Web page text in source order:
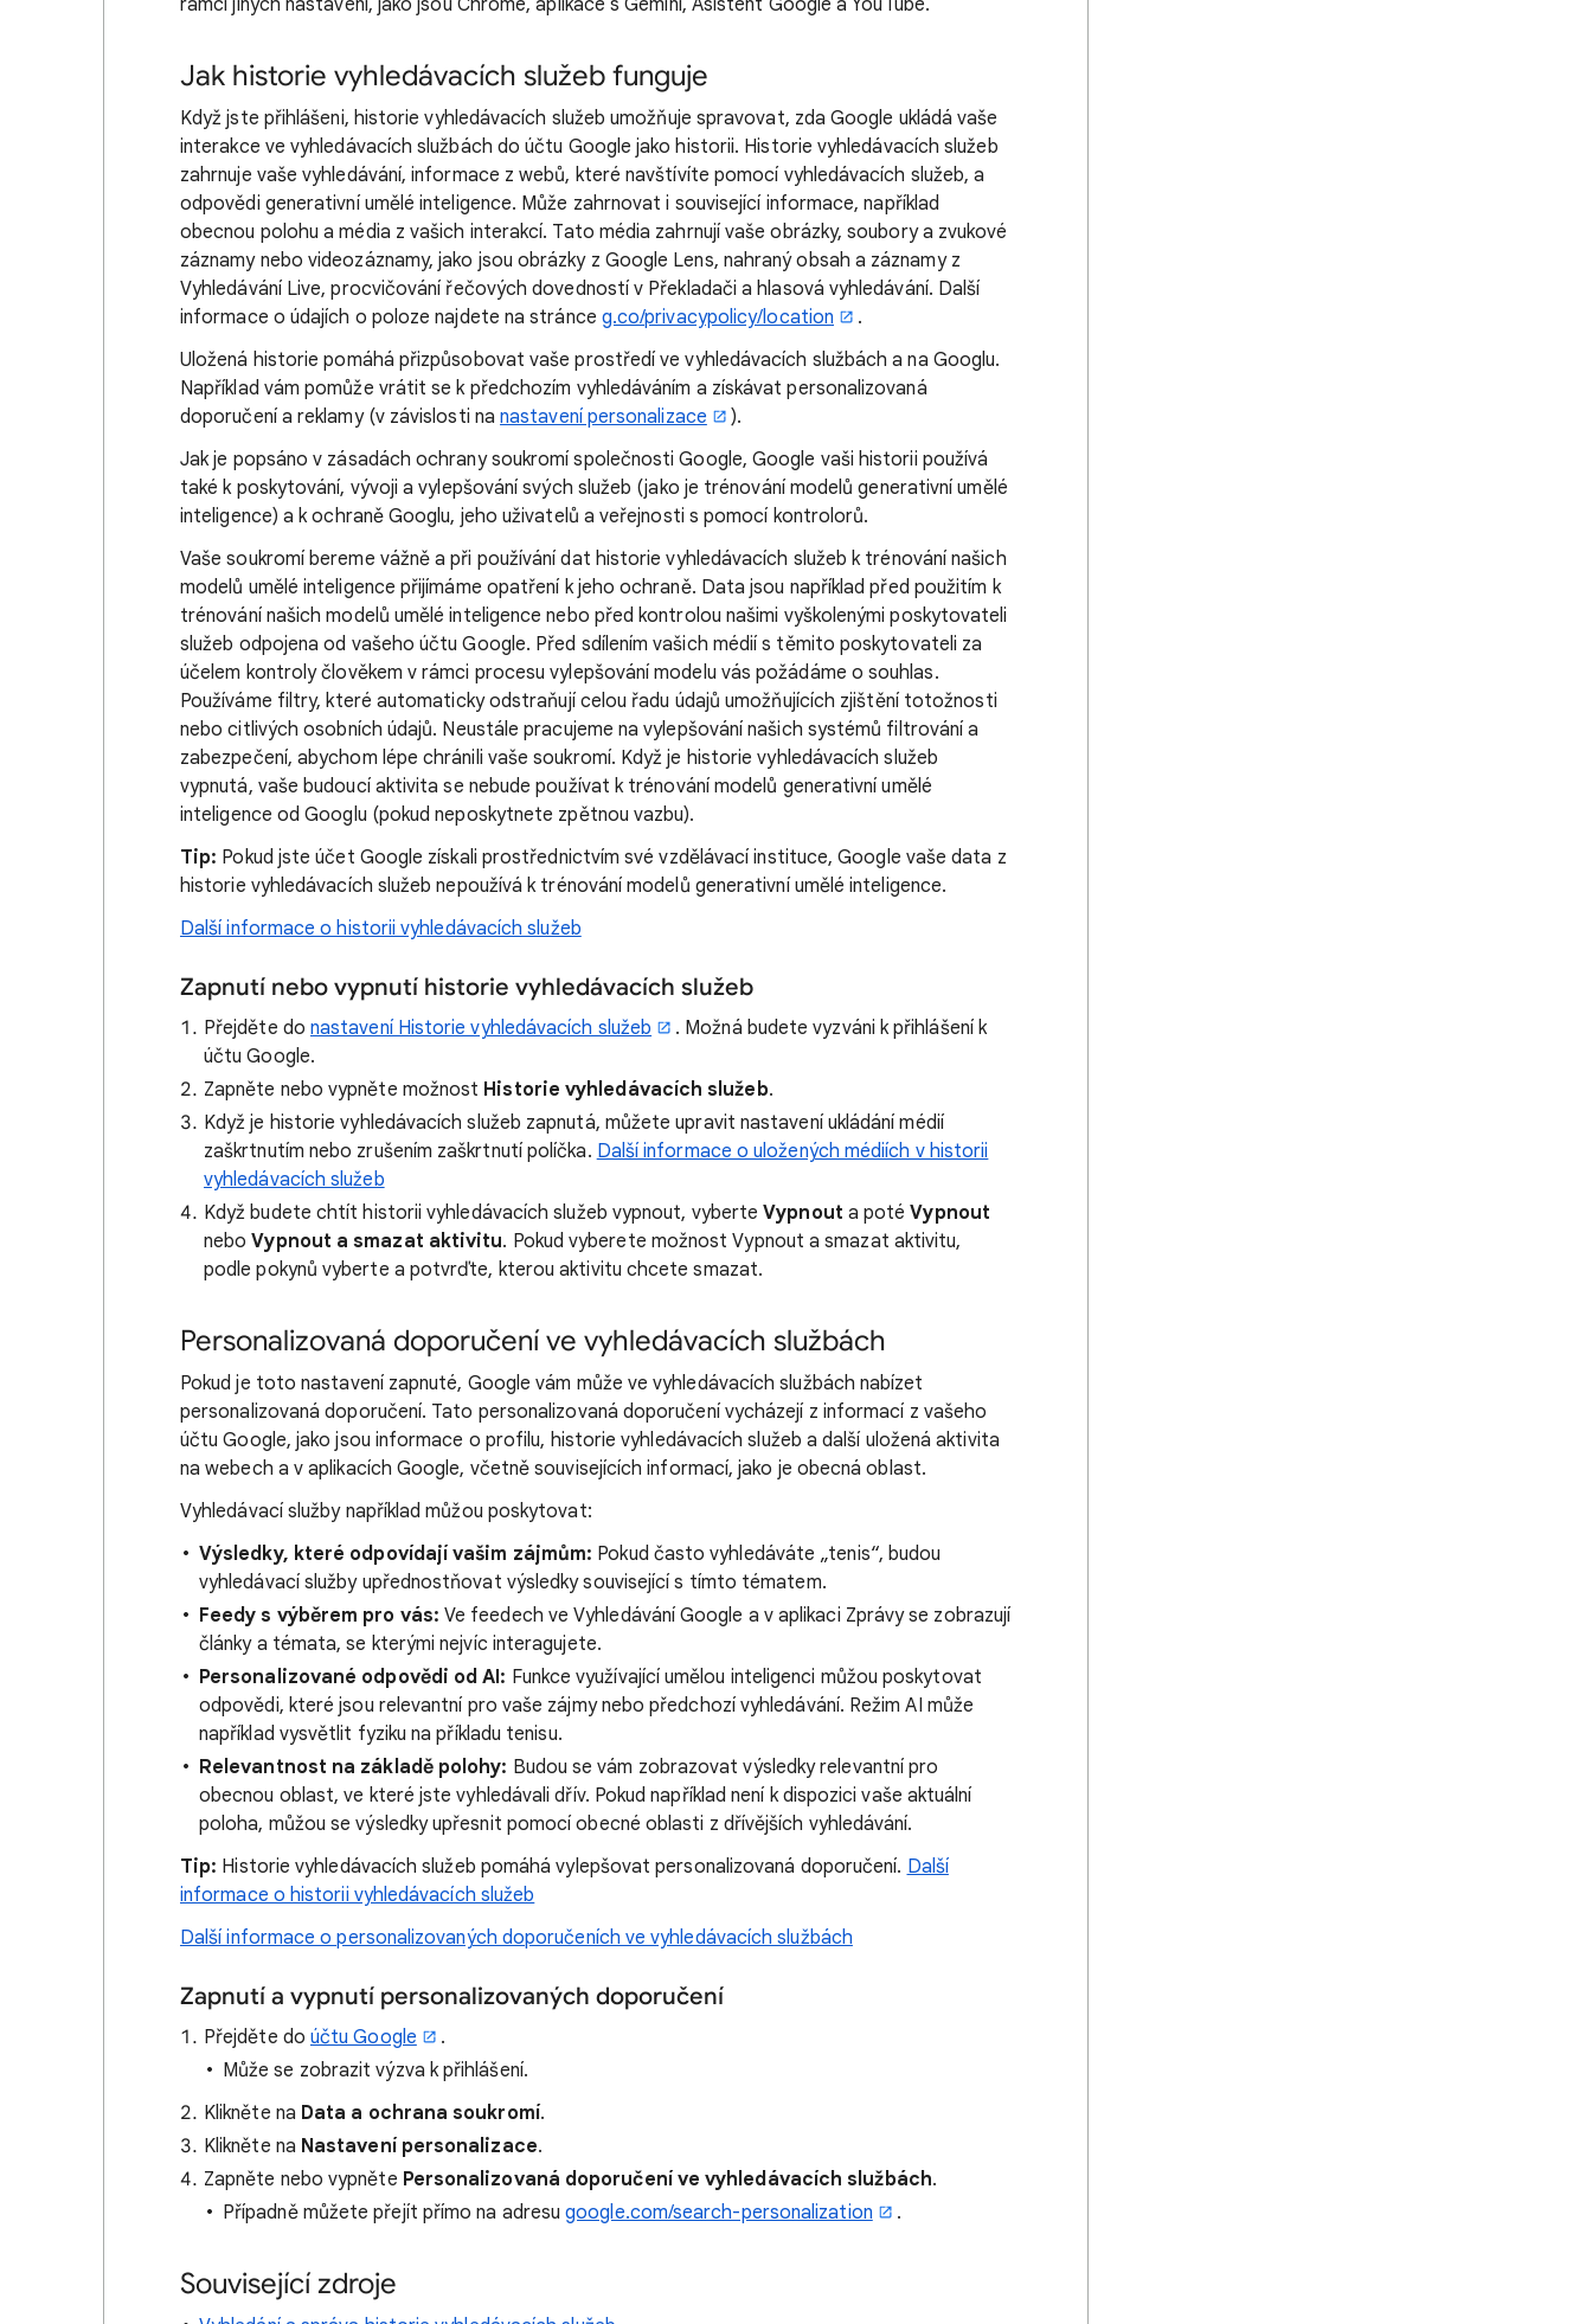
rámci jiných nastavení, jako jsou Chrome, aplikace s Gemini, Asistent Google a YouTube.
Jak historie vyhledávacích služeb funguje
Když jste přihlášeni, historie vyhledávacích služeb umožňuje spravovat, zda Google ukládá vaše
interakce ve vyhledávacích službách do účtu Google jako historii. Historie vyhledávacích služeb
zahrnuje vaše vyhledávání, informace z webů, které navštívíte pomocí vyhledávacích služeb, a
odpovědi generativní umělé inteligence. Může zahrnovat i související informace, například
obecnou polohu a média z vašich interakcí. Tato média zahrnují vaše obrázky, soubory a zvukové
záznamy nebo videozáznamy, jako jsou obrázky z Google Lens, nahraný obsah a záznamy z
Vyhledávání Live, procvičování řečových dovedností v Překladači a hlasová vyhledávání. Další
informace o údajích o poloze najdete na stránce g.co/privacypolicy/location
.
Uložená historie pomáhá přizpůsobovat vaše prostředí ve vyhledávacích službách a na Googlu.
Například vám pomůže vrátit se k předchozím vyhledáváním a získávat personalizovaná
doporučení a reklamy (v závislosti nanastavení personalizace
).
Jak je popsáno v zásadách ochrany soukromí společnosti Google, Google vaši historii používá
také k poskytování, vývoji a vylepšování svých služeb (jako je trénování modelů generativní umělé
inteligence) a k ochraně Googlu, jeho uživatelů a veřejnosti s pomocí kontrolorů.
Vaše soukromí bereme vážně a při používání dat historie vyhledávacích služeb k trénování našich
modelů umělé inteligence přijímáme opatření k jeho ochraně. Data jsou například před použitím k
trénování našich modelů umělé inteligence nebo před kontrolou našimi vyškolenými poskytovateli
služeb odpojena od vašeho účtu Google. Před sdílením vašich médií s těmito poskytovateli za
účelem kontroly člověkem v rámci procesu vylepšování modelu vás požádáme o souhlas.
Používáme filtry, které automaticky odstraňují celou řadu údajů umožňujících zjištění totožnosti
nebo citlivých osobních údajů. Neustále pracujeme na vylepšování našich systémů filtrování a
zabezpečení, abychom lépe chránili vaše soukromí. Když je historie vyhledávacích služeb
vypnutá, vaše budoucí aktivita se nebude používat k trénování modelů generativní umělé
inteligence od Googlu (pokud neposkytnete zpětnou vazbu).
Tip: Pokud jste účet Google získali prostřednictvím své vzdělávací instituce, Google vaše data z
historie vyhledávacích služeb nepoužívá k trénování modelů generativní umělé inteligence.
Další informace o historii vyhledávacích služeb
Zapnutí nebo vypnutí historie vyhledávacích služeb
Přejděte do nastavení Historie vyhledávacích služeb
. Možná budete vyzváni k přihlášení k
účtu Google.
Zapněte nebo vypněte možnost Historie vyhledávacích služeb.
Když je historie vyhledávacích služeb zapnutá, můžete upravit nastavení ukládání médií
zaškrtnutím nebo zrušením zaškrtnutí políčka. Další informace o uložených médiích v historii
vyhledávacích služeb
Když budete chtít historii vyhledávacích služeb vypnout, vyberteVypnout a potéVypnout
neboVypnout a smazat aktivitu. Pokud vyberete možnost Vypnout a smazat aktivitu,
podle pokynů vyberte a potvrďte, kterou aktivitu chcete smazat.
Personalizovaná doporučení ve vyhledávacích službách
Pokud je toto nastavení zapnuté, Google vám může ve vyhledávacích službách nabízet
personalizovaná doporučení. Tato personalizovaná doporučení vycházejí z informací z vašeho
účtu Google, jako jsou informace o profilu, historie vyhledávacích služeb a další uložená aktivita
na webech a v aplikacích Google, včetně souvisejících informací, jako je obecná oblast.
Vyhledávací služby například můžou poskytovat:
Výsledky, které odpovídají vašim zájmům: Pokud často vyhledáváte „tenis“, budou
vyhledávací služby upřednostňovat výsledky související s tímto tématem.
Feedy s výběrem pro vás: Ve feedech ve Vyhledávání Google a v aplikaci Zprávy se zobrazují
články a témata, se kterými nejvíc interagujete.
Personalizované odpovědi od AI: Funkce využívající umělou inteligenci můžou poskytovat
odpovědi, které jsou relevantní pro vaše zájmy nebo předchozí vyhledávání. Režim AI může
například vysvětlit fyziku na příkladu tenisu.
Relevantnost na základě polohy: Budou se vám zobrazovat výsledky relevantní pro
obecnou oblast, ve které jste vyhledávali dřív. Pokud například není k dispozici vaše aktuální
poloha, můžou se výsledky upřesnit pomocí obecné oblasti z dřívějších vyhledávání.
Tip: Historie vyhledávacích služeb pomáhá vylepšovat personalizovaná doporučení. Další
informace o historii vyhledávacích služeb
Další informace o personalizovaných doporučeních ve vyhledávacích službách
Zapnutí a vypnutí personalizovaných doporučení
Přejděte do účtu Google
.
Může se zobrazit výzva k přihlášení.
Klikněte na Data a ochrana soukromí.
Klikněte na Nastavení personalizace.
Zapněte nebo vypněte Personalizovaná doporučení ve vyhledávacích službách.
Případně můžete přejít přímo na adresugoogle.com/search-personalization .
Související zdroje